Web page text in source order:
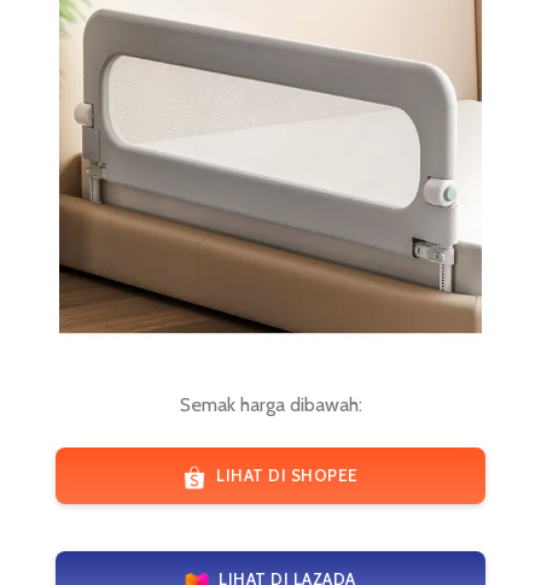
Semak harga dibawah:
LIHAT DI SHOPEE
LIHAT DI LAZADA